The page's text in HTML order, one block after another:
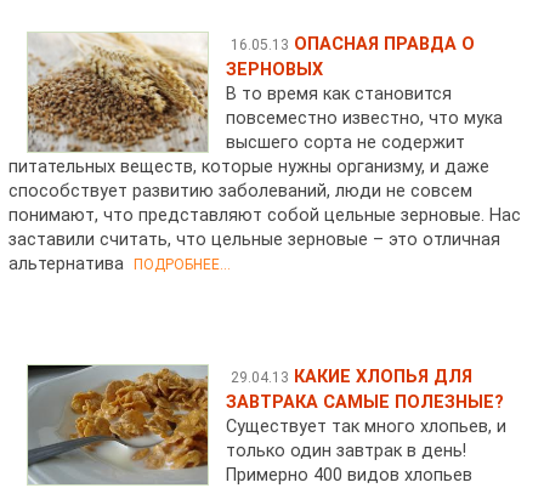
16.05.13 ОПАСНАЯ ПРАВДА О
ЗЕРНОВЫХ
В то время как становится
повсеместно известно, что мука
высшего сорта не содержит
питательных веществ, которые нужны организму, и даже
способствует развитию заболеваний, люди не совсем
понимают, что представляют собой цельные зерновые. Нас
заставили считать, что цельные зерновые – это отличная
альтернативаПОДРОБНЕЕ...
29.04.13 КАКИЕ ХЛОПЬЯ ДЛЯ
ЗАВТРАКА САМЫЕ ПОЛЕЗНЫЕ?
Существует так много хлопьев, и
только один завтрак в день!
Примерно 400 видов хлопьев